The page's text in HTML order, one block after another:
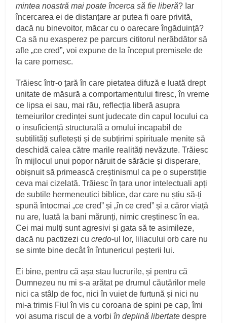
mintea noastră mai poate încerca să fie liberă? Iar
încercarea ei de distanțare ar putea fi oare privită,
dacă nu binevoitor, măcar cu o oarecare îngăduință?
Ca să nu exasperez pe parcurs cititorul nerăbdător să
afle „ce cred”, voi expune de la început premisele de
la care pornesc.
Trăiesc într-o țară în care pietatea difuză e luată drept
unitate de măsură a comportamentului firesc, în vreme
ce lipsa ei sau, mai rău, reflecția liberă asupra
temeiurilor credinței sunt judecate din capul locului ca
o insuficiență structurală a omului incapabil de
subtilități sufletești și de subțirimi spirituale menite să
deschidă calea către marile realități nevăzute. Trăiesc
în mijlocul unui popor năruit de sărăcie și disperare,
obișnuit să primească creștinismul ca pe o superstiție
ceva mai cizelată. Trăiesc în țara unor intelectuali apți
de subtile hermeneutici biblice, dar care nu știu să-ți
spună întocmai „ce cred” și „în ce cred” și a căror viață
nu are, luată la bani mărunți, nimic creștinesc în ea.
Cei mai mulți sunt agresivi și gata să te asimileze,
dacă nu pactizezi cucredo-ul lor, liliacului orb care nu
se simte bine decât în întunericul peșterii lui.
Ei bine, pentru că așa stau lucrurile, și pentru că
Dumnezeu nu mi s-a arătat pe drumul căutărilor mele
nici ca stâlp de foc, nici în vuiet de furtună și nici nu
mi-a trimis Fiul în vis cu coroana de spini pe cap, îmi
voi asuma riscul de a vorbiîn deplină libertate despre